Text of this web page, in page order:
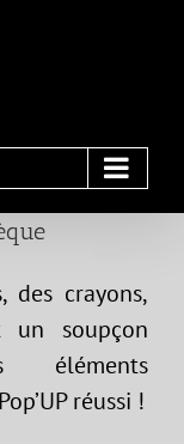
des crayons,
soupçon
éléments
réussi !